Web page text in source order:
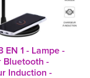
EN 1 - Lampe -
Bluetooth -
Induction -